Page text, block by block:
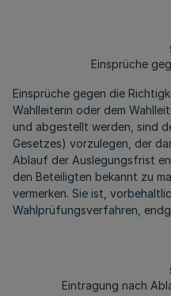
Einsprüche
Einsprüche gegen die
Wahlleiterin oder dem
und abgestellt werden, sind
Gesetzes) vorzulegen, der
Ablauf der Auslegungsfrist
den Beteiligten bekannt zu
vermerken. Sie ist,
Wahlprüfungsverfahren,
Eintragung nach